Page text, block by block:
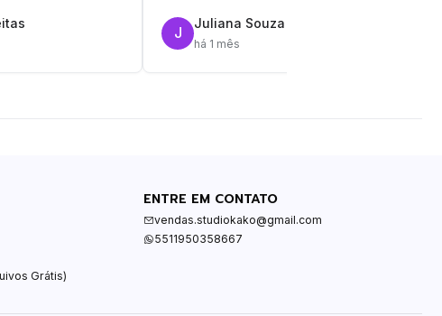
J
Juliana Souza
há 1 mês
Grátis)
ENTRE EM CONTATO
vendas.studiokako@gmail.com
5511950358667